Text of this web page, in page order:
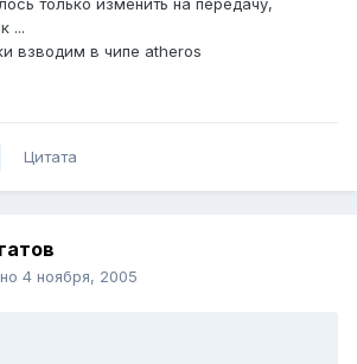
только изменить на передачу,
...
взводим в чипе atheros
Цитата
4 ноября, 2005